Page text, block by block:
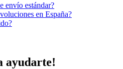
envío estándar?
en España?
ayudarte!